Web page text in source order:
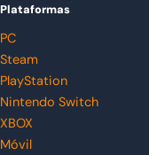
Plataformas
PC
Steam
PlayStation
Nintendo Switch
XBOX
Móvil